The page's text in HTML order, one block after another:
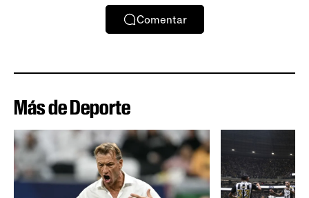
Comentar
Más de Deporte